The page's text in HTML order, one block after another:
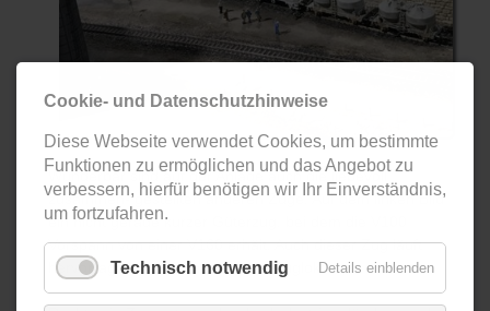
Wunderbar sind auf der Anlage auch die liebevoll
zusammen- gestellten anderen Züge. Auf dem linken Bild
ein nicht gerade kurzer Güterzug, bei dem die V100
Vorspann von einer V160 erhält. Auch dieser Zug läuft
hervorragend mit seinen beiden Zugloks.
Cookie- und Datenschutzhinweise
Diese Webseite verwendet Cookies, um bestimmte
Funktionen zu ermöglichen und das Angebot zu
verbessern, hierfür benötigen wir Ihr Einverständnis,
um fortzufahren.
Technisch notwendig Details einblenden